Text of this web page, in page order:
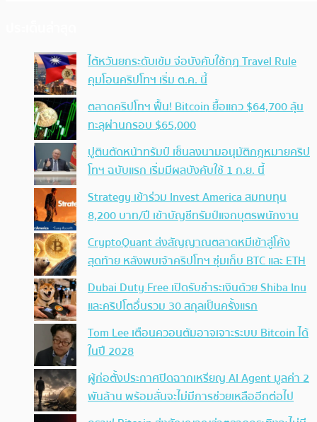
ไต้หวันยกระดับเข้ม จ่อบังคับใช้กฏ Travel Rule
คุมโอนคริปโทฯ เริ่ม ต.ค. นี้
ตลาดคริปโทฯ ฟื้น! Bitcoin ยื้อแถว $64,700 ลุ้น
ทะลุผ่านกรอบ $65,000
ปูตินตัดหน้าทรัมป์ เซ็นลงนามอนุมัติกฎหมายคริป
โทฯ ฉบับแรก เริ่มมีผลบังคับใช้ 1 ก.ย. นี้
Strategy เข้าร่วม Invest America สมทบทุน
8,200 บาท/ปี เข้าบัญชีทรัมป์แจกบุตรพนักงาน
CryptoQuant ส่งสัญญาณตลาดหมีเข้าสู่โค้ง
สุดท้าย หลังพบเจ้าคริปโทฯ ซุ่มเก็บ BTC และ ETH
Dubai Duty Free เปิดรับชำระเงินด้วย Shiba Inu
และคริปโตอื่นรวม 30 สกุลเป็นครั้งแรก
Tom Lee เตือนควอนตัมอาจเจาะระบบ Bitcoin ได้
ในปี 2028
ผู้ก่อตั้งประกาศปิดฉากเหรียญ AI Agent มูลค่า 2
พันล้าน พร้อมลั่นจะไม่มีการช่วยเหลืออีกต่อไป